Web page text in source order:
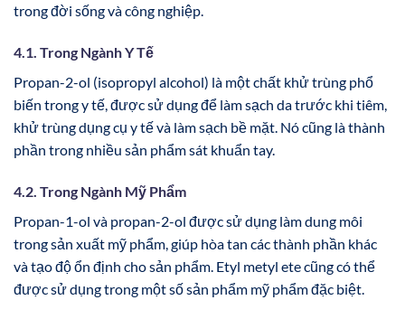
trong đời sống và công nghiệp.
4.1. Trong Ngành Y Tế
Propan-2-ol (isopropyl alcohol) là một chất khử trùng phổ
biến trong y tế, được sử dụng để làm sạch da trước khi tiêm,
khử trùng dụng cụ y tế và làm sạch bề mặt. Nó cũng là thành
phần trong nhiều sản phẩm sát khuẩn tay.
4.2. Trong Ngành Mỹ Phẩm
Propan-1-ol và propan-2-ol được sử dụng làm dung môi
trong sản xuất mỹ phẩm, giúp hòa tan các thành phần khác
và tạo độ ổn định cho sản phẩm. Etyl metyl ete cũng có thể
được sử dụng trong một số sản phẩm mỹ phẩm đặc biệt.